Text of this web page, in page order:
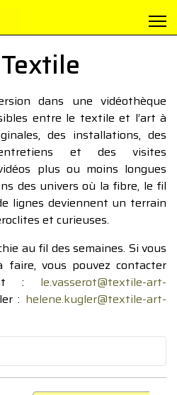
dans une vidéothèque
entre le textile et l’art à
des installations, des
et des visites
plus ou moins longues
des univers où la fibre, le fil
lignes deviennent un terrain
et curieuses.
au fil des semaines. Si vous
faire, vous pouvez contacter
: le.vasserot@textile-art-
: helene.kugler@textile-art-